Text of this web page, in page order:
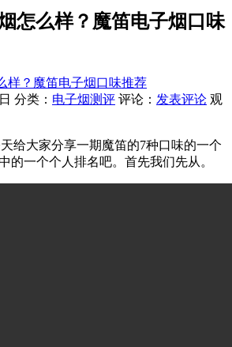
怎么样？魔笛电子烟口味
分类： 电子烟测评 评论： 发表评论 观
给大家分享一期魔笛的7种口味的一个
的一个个人排名吧。首先我们先从。